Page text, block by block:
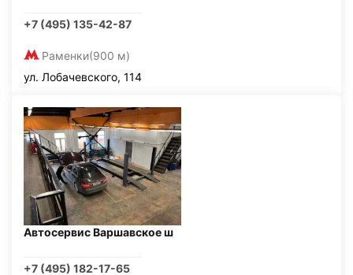
+7 (495) 135-42-87
Раменки(900 м)
ул. Лобачевского, 114
Автосервис Варшавское ш
+7 (495) 182-17-65